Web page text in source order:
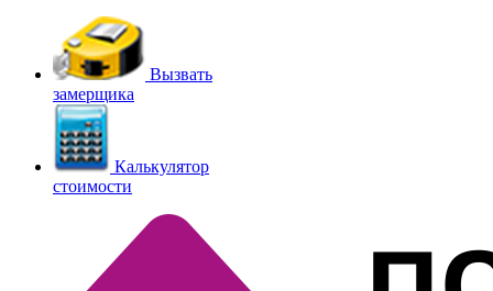
Вызвать
замерщика
Калькулятор
стоимости